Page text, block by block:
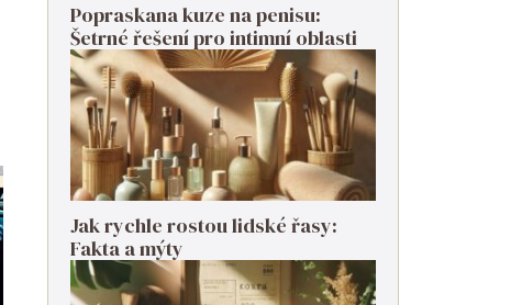
Popraskana kuze na penisu:
Šetrné řešení pro intimní oblasti
Jak rychle rostou lidské řasy:
Fakta a mýty